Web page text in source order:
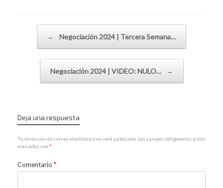
← Negociación 2024 | Tercera Semana…
Negociación 2024 | VIDEO: NULO… →
Deja una respuesta
Tu dirección de correo electrónico no será publicada. Los campos obligatorios están
marcados con *
Comentario *